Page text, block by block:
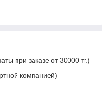
при заказе от 30000 тг.)
компанией)